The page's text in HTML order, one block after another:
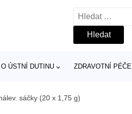
Vyhledávání
ÚSTNÍ DUTINU ZDRAVOTNÍ PÉČE
sáčky (20 x 1,75 g)